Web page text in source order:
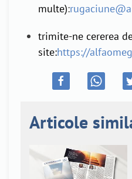
multe):
trimite-ne cererea
site:https://
Articole